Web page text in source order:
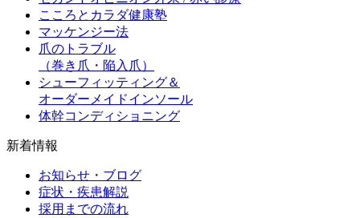
こころとカラダ健康塾
マッケンジー法
爪のトラブル
（巻き爪・陥入爪）
シューフィッティング＆
オーダーメイドインソール
体幹コンディショニング
新着情報
お知らせ・ブログ
症状・疾患解説
採用までの流れ